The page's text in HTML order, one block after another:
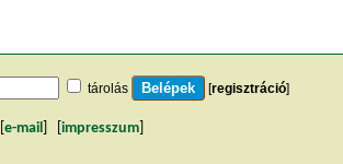
tárolás [regisztráció]
e-mail impresszum